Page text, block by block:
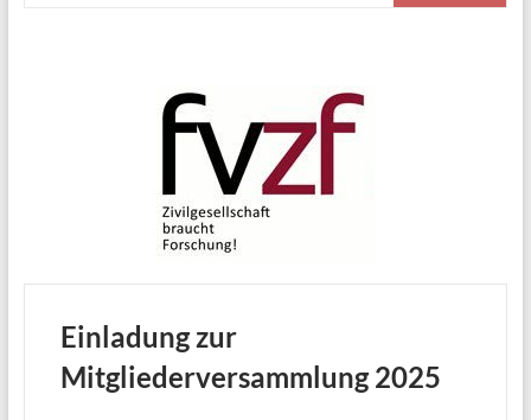
Einladung zur
Mitgliederversammlung 2025